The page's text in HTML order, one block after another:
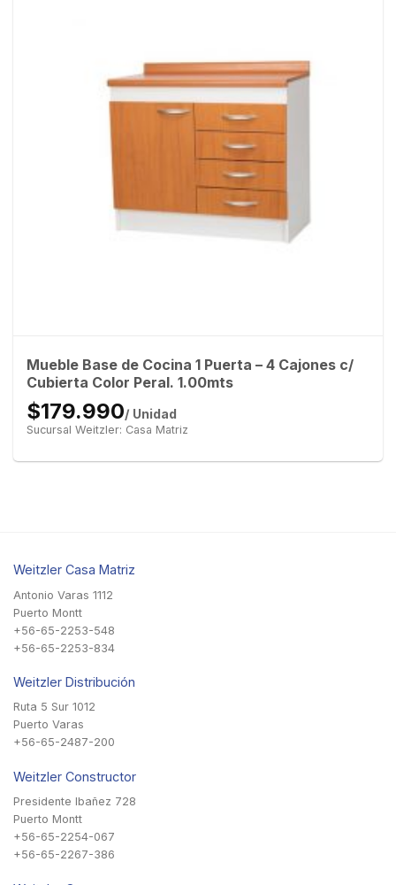
Mueble Base de Cocina 1 Puerta – 4 Cajones c/
Cubierta Color Peral. 1.00mts
$179.990/ Unidad
Sucursal Weitzler: Casa Matriz
Weitzler Casa Matriz
Antonio Varas 1112
Puerto Montt
+56-65-2253-548
+56-65-2253-834
Weitzler Distribución
Ruta 5 Sur 1012
Puerto Varas
+56-65-2487-200
Weitzler Constructor
Presidente Ibañez 728
Puerto Montt
+56-65-2254-067
+56-65-2267-386